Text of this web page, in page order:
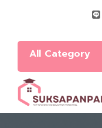
All Category